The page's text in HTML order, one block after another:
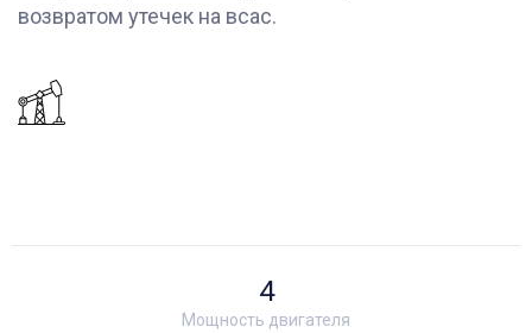
возвратом утечек на всас.
Мощность двигателя
4